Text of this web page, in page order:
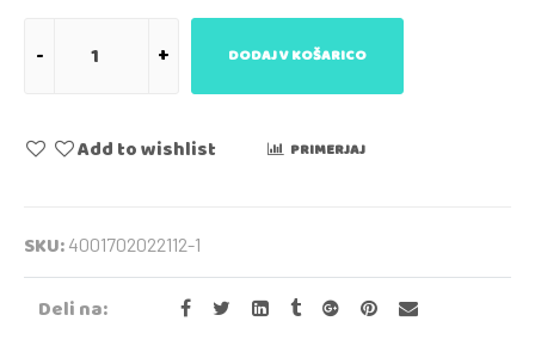
DODAJ V KOŠARICO
Add to wishlist PRIMERJAJ
SKU: 4001702022112-1
Deli na: